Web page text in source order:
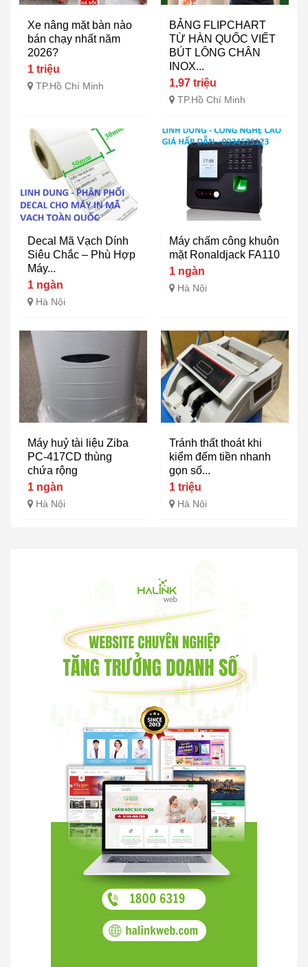
Xe nâng mặt bàn nào
bán chạy nhất năm
2026?
1 triệu
TP.Hồ Chí Minh
BẢNG FLIPCHART
TỪ HÀN QUỐC VIẾT
BÚT LÔNG CHÂN
INOX...
1,97 triệu
TP.Hồ Chí Minh
Decal Mã Vạch Dính
Siêu Chắc – Phù Hợp
Máy...
1 ngàn
Hà Nội
Máy chấm công khuôn
mặt Ronaldjack FA110
1 ngàn
Hà Nội
Máy huỷ tài liệu Ziba
PC-417CD thùng
chứa rộng
1 ngàn
Hà Nội
Tránh thất thoát khi
kiểm đếm tiền nhanh
gọn số...
1 triệu
Hà Nội